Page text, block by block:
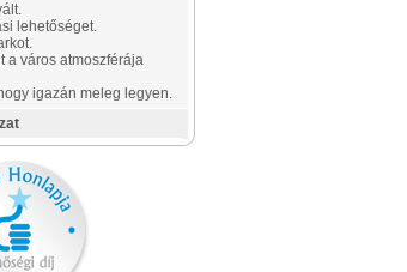
lehetőséget.
a város atmoszférája
igazán meleg legyen.